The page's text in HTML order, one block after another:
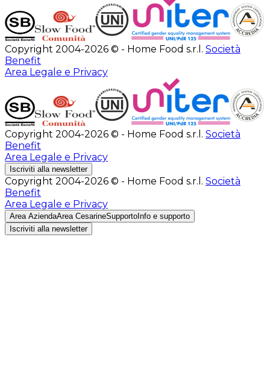
Copyright 2004-2026 © - Home Food s.r.l. Società
Benefit
Area Legale e Privacy
Copyright 2004-2026 © - Home Food s.r.l. Società
Benefit
Area Legale e Privacy
Iscriviti alla newsletter
Copyright 2004-2026 © - Home Food s.r.l. Società
Benefit
Area Legale e Privacy
Area AziendaArea CesarineSupporto Info e supporto
Iscriviti alla newsletter